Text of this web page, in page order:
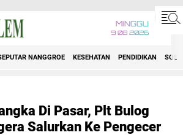
MINGGU
9 08 2026
NANGGROE KESEHATAN PENDIDIKAN
Di Pasar, Plt Bulog
Salurkan Ke Pengecer